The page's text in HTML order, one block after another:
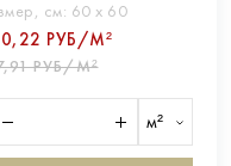
см: 60 х 60
РУБ/М²
РУБ/М²
м²